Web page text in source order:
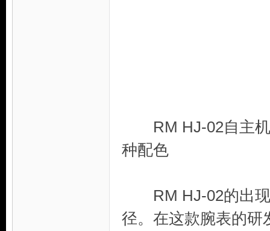
RM HJ-02自主机
种配色
RM HJ-02的出现
径。在这款腕表的研